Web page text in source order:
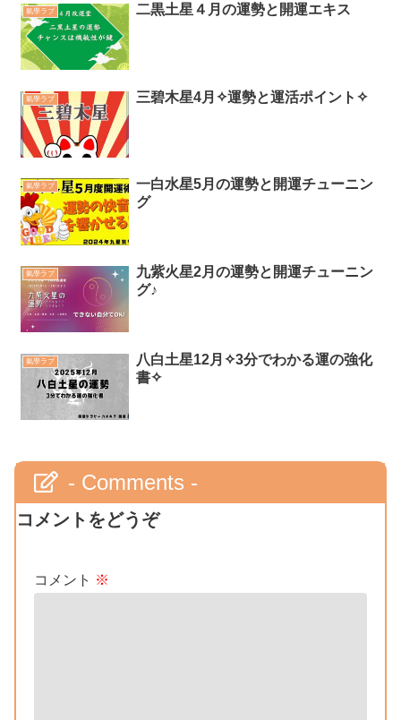
氣學ラブ 二黒土星４月の運勢と開運エキス
氣學ラブ 三碧木星4月✧運勢と運活ポイント✧
氣學ラブ
一白水星5月の運勢と開運チューニン
グ
氣學ラブ
九紫火星2月の運勢と開運チューニン
グ♪
氣學ラブ
八白土星12月✧3分でわかる運の強化
書✧
- Comments -
コメントをどうぞ
コメント ※